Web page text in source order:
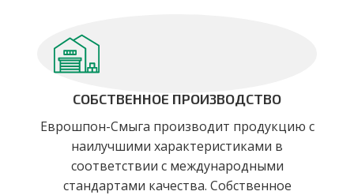
СОБСТВЕННОЕ ПРОИЗВОДСТВО
Еврошпон-Смыга производит продукцию с
наилучшими характеристиками в
соответствии с международными
стандартами качества. Собственное